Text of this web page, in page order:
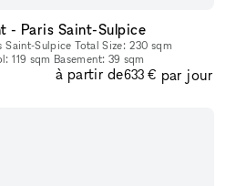
- Paris Saint-Sulpice
Total Size: 230 sqm
119 sqm Basement: 39 sqm
à partir de633 € par jour